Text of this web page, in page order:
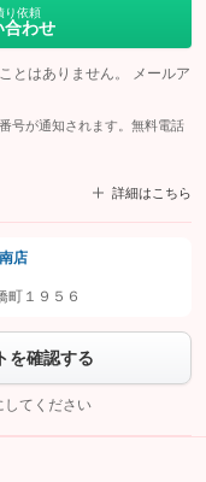
り依頼
合わせ
とはありません。 メールア
号が通知されます。無料電話
詳細はこちら
から「許可する」ボタンを押
合わせを
店
町１９５６
を確認する
してください